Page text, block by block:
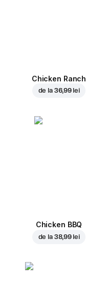
Chicken Ranch
de la 36,99 lei
Chicken BBQ
de la 38,99 lei